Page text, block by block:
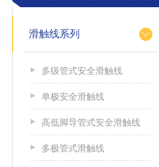
滑触线系列
多级管式安全滑触线
单极安全滑触线
高低脚导管式安全滑触线
多极管式滑触线